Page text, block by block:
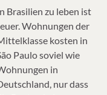
Brasilien zu leben ist
Wohnungen der
kosten in
Paulo soviel wie
in
nur dass